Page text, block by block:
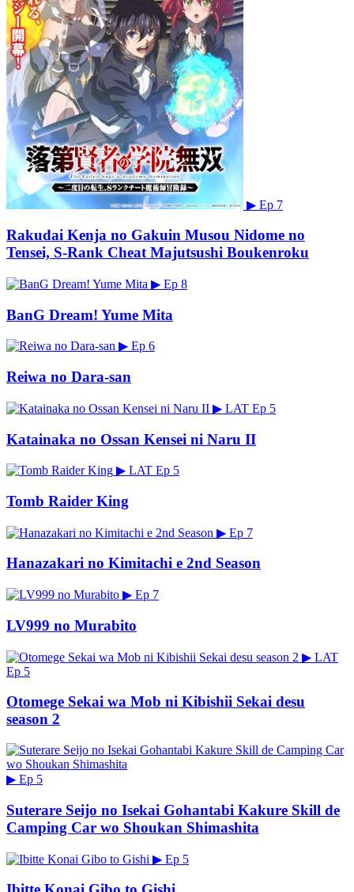
▶ Ep 7
Rakudai Kenja no Gakuin Musou Nidome no
Tensei, S-Rank Cheat Majutsushi Boukenroku
▶ Ep 8
BanG Dream! Yume Mita
▶ Ep 6
Reiwa no Dara-san
▶ LAT Ep 5
Katainaka no Ossan Kensei ni Naru II
▶ LAT Ep 5
Tomb Raider King
▶ Ep 7
Hanazakari no Kimitachi e 2nd Season
▶ Ep 7
LV999 no Murabito
▶ LAT
Ep 5
Otomege Sekai wa Mob ni Kibishii Sekai desu
season 2
▶ Ep 5
Suterare Seijo no Isekai Gohantabi Kakure Skill de
Camping Car wo Shoukan Shimashita
▶ Ep 5